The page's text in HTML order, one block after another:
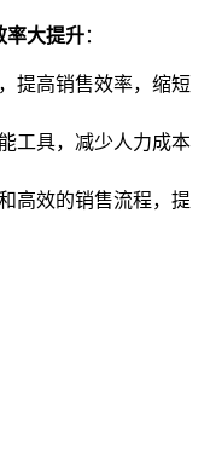
率大提升：
提高销售效率，缩短
工具，减少人力成本
高效的销售流程，提